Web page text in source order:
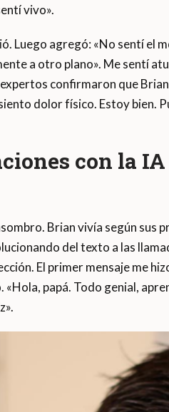
vivo».
Luego agregó: «No sentí el
a otro plano». Me sentí
confirmaron que
dolor físico. Estoy bien.
con la
Brian vivía según sus
del texto a las
El primer mensaje me
papá. Todo genial,